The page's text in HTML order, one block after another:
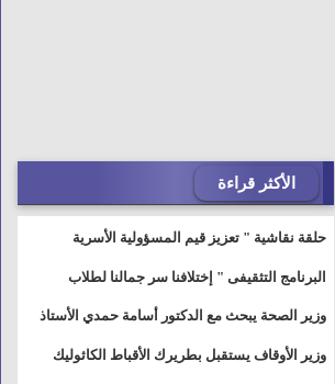
الأكثر قراءة
حلقة نقاشية " تعزيز قيم المسؤولية الأسرية
البرنامج التثقيفى " إختلافنا سر جمالنا لطلاب
وطالبات ذوى الهمهم" بمدارس التربية الخاصة
وزير الصحة يبحث مع الدكتور أسامة حمدي الأستاذ
بجامعة هارفارد توسيع برامج التوعية بمرض السكري
وزير الأوقاف يستقبل بطريرك الأقباط الكاثوليك